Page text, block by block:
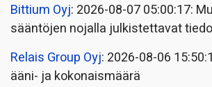
Bittium Oyj: 2026-08-07 05:00:17:
sääntöjen nojalla julkistettavat
Relais Group Oyj: 2026-08-06
ääni- ja kokonaismäärä